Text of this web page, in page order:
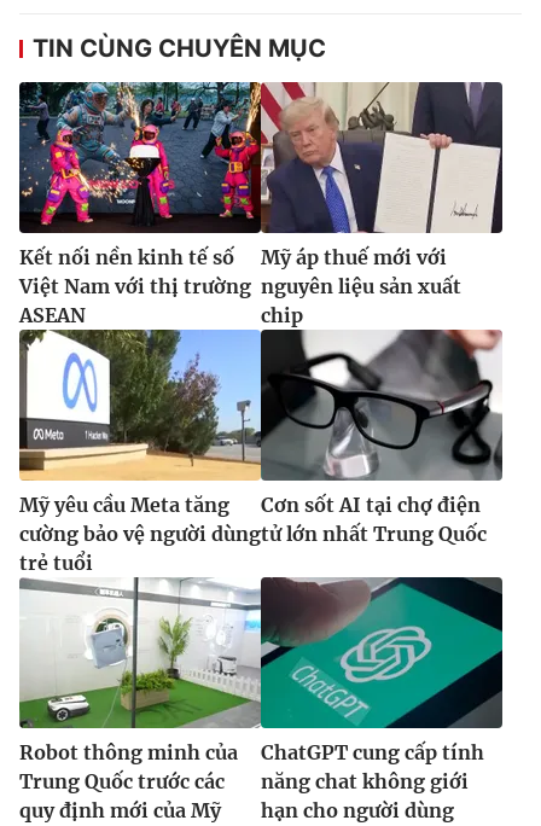
TIN CÙNG CHUYÊN MỤC
Kết nối nền kinh tế số
Việt Nam với thị trường
ASEAN
Mỹ áp thuế mới với
nguyên liệu sản xuất
chip
Mỹ yêu cầu Meta tăng
cường bảo vệ người dùng
trẻ tuổi
Cơn sốt AI tại chợ điện
tử lớn nhất Trung Quốc
Robot thông minh của
Trung Quốc trước các
quy định mới của Mỹ
ChatGPT cung cấp tính
năng chat không giới
hạn cho người dùng